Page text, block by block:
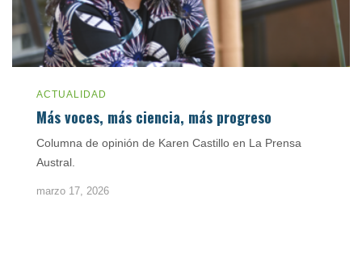
ACTUALIDAD
Más voces, más ciencia, más progreso
Columna de opinión de Karen Castillo en La Prensa
Austral.
marzo 17, 2026